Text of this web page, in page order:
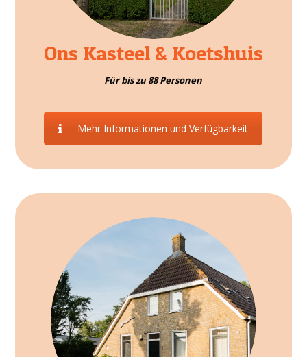
Ons Kasteel & Koetshuis
Für bis zu 88 Personen
Mehr Informationen und Verfügbarkeit